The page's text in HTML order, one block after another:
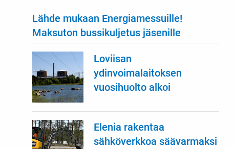
Lähde mukaan Energiamessuille!
Maksuton bussikuljetus jäsenille
Loviisan
ydinvoimalaitoksen
vuosihuolto alkoi
Elenia rakentaa
sähköverkkoa säävarmaksi